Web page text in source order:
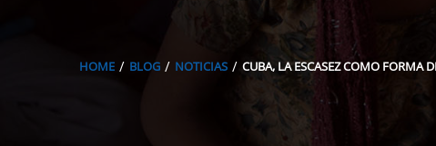
HOME BLOG NOTICIAS CUBA, LA ESCASEZ COMO FORMA